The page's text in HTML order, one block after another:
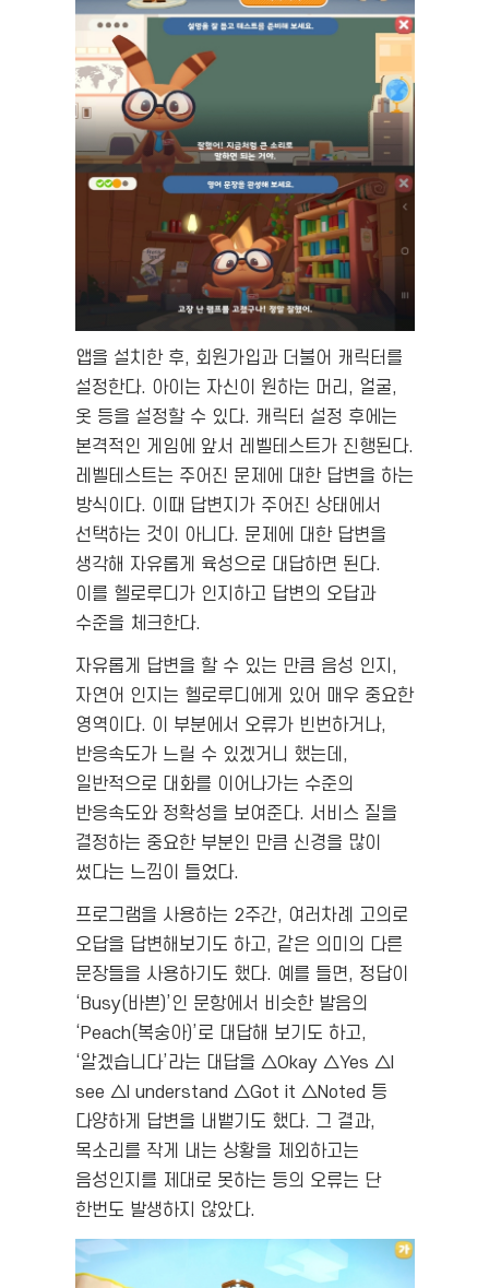
앱을 설치한 후, 회원가입과 더불어 캐릭터를
설정한다. 아이는 자신이 원하는 머리, 얼굴,
옷 등을 설정할 수 있다. 캐릭터 설정 후에는
본격적인 게임에 앞서 레벨테스트가 진행된다.
레벨테스트는 주어진 문제에 대한 답변을 하는
방식이다. 이때 답변지가 주어진 상태에서
선택하는 것이 아니다. 문제에 대한 답변을
생각해 자유롭게 육성으로 대답하면 된다.
이를 헬로루디가 인지하고 답변의 오답과
수준을 체크한다.
자유롭게 답변을 할 수 있는 만큼 음성 인지,
자연어 인지는 헬로루디에게 있어 매우 중요한
영역이다. 이 부분에서 오류가 빈번하거나,
반응속도가 느릴 수 있겠거니 했는데,
일반적으로 대화를 이어나가는 수준의
반응속도와 정확성을 보여준다. 서비스 질을
결정하는 중요한 부분인 만큼 신경을 많이
썼다는 느낌이 들었다.
프로그램을 사용하는 2주간, 여러차례 고의로
오답을 답변해보기도 하고, 같은 의미의 다른
문장들을 사용하기도 했다. 예를 들면, 정답이
‘Busy(바쁜)’인 문항에서 비슷한 발음의
‘Peach(복숭아)’로 대답해 보기도 하고,
‘알겠습니다’라는 대답을 △Okay △Yes △I
see △I understand △Got it △Noted 등
다양하게 답변을 내뱉기도 했다. 그 결과,
목소리를 작게 내는 상황을 제외하고는
음성인지를 제대로 못하는 등의 오류는 단
한번도 발생하지 않았다.